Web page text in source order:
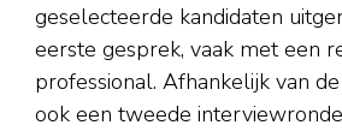
geselecteerde kandidaten
eerste gesprek, vaak met een
professional. Afhankelijk van
ook een tweede